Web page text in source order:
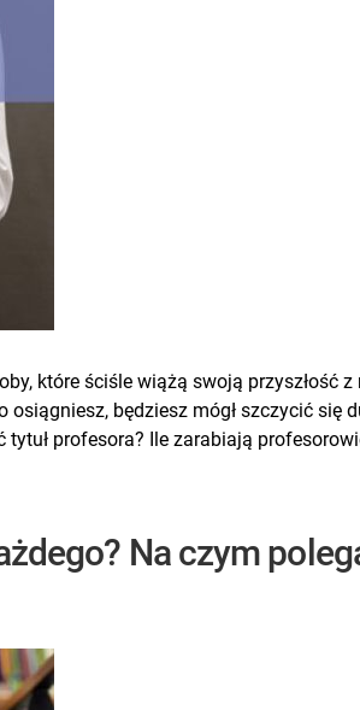
które ściśle wiążą swoją przyszłość
będziesz mógł szczycić się
profesora? Ile zarabiają
Na czym